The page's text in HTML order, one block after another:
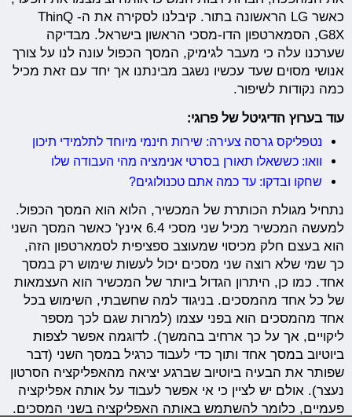
כאשר LG הראשונה בתור. קיבלנו לסקירה את ה- ThinQ
G8X, הסמארטפון הדו-מסכי הראשון בישראל. מבדיקה
שערכנו עלה כי מעבר לגימיק, המסך הכפול עונה לנו על צורך
אנושי מסוים שעד עכשיו נשגב מבינתנו אך יחד עם זאת מכיל
כמה נקודות לשיפור.
עוד בערוץ הדיגיטל של פרוגי:
נטפליקס גרסה צעירה: שירות חינמי מיוחד לתלמידי תיכון
וואו: כששאלו תאורן בסרטי אנימציה מהי העבודה שלו
שחקו ובדקו: עד כמה אתם טכנולוגים?
נתחיל מגולת הכותרת של המכשיר, הלוא הוא המסך הכפול.
למעשה המכשיר מכיל שני מסכי 6.4 אינץ' כאשר המסך השני
הוא בעצם חלק מכיסוי שמעוצב ספציפית לסמארטפון הזה,
כך שמי שלא רוצה שני מסכים יכול לעשות שימוש רק במסך
אחד. כמו כן, היתרון הגדול ביותר של המכשיר הוא העצמאות
של כל אחד מהמסכים. בניגוד למה שחשבתי, השימוש בכל
אחד מהמסכים הוא בפני עצמו (למרות שגם לכך מספר
ליקויים, אך על כך ארחיב בהמשך). לדוגמה אפשר לצפות
ביוטיוב במסך אחד ותוך כדי לעבוד כרגיל במסך השני (דבר
שפותר את הבעיה ביוטיוב שברגע יציאה מהאפליקציה הסרטון
נעצר). אולם יש לציין כי אי אפשר לעבוד על אותה אפליקציה
פעמיים, כלומר להשתמש באותה האפליקציה בשני המסכים.